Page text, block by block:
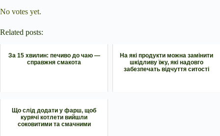
No votes yet.
Related posts:
За 15 хвилин: печиво до чаю —
справжня смакота
На які продукти можна замінити
шкідливу їжу, які надовго
забезпечать відчуття ситості
Що слід додати у фарш, щоб
курячі котлети вийшли
соковитими та смачними